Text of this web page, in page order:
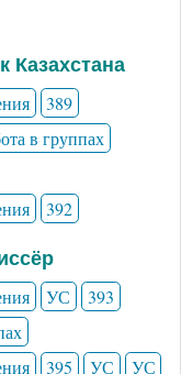
389
в группах
392
УС
393
395 УС УС